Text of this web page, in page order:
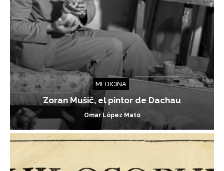
MEDICINA
Zoran Mušič, el pintor de Dachau
Omar López Mato